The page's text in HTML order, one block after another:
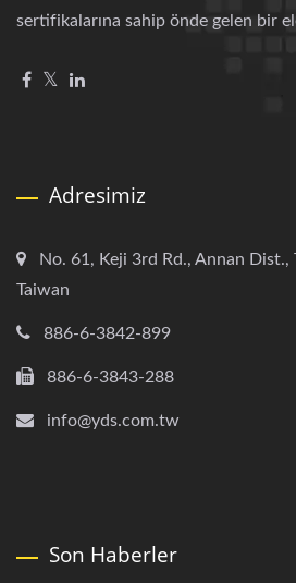
sertifikalarına sahip önde gelen bir
Adresimiz
No. 61, Keji 3rd Rd., Annan Dist.,
Taiwan
886-6-3842-899
886-6-3843-288
info@yds.com.tw
Son Haberler